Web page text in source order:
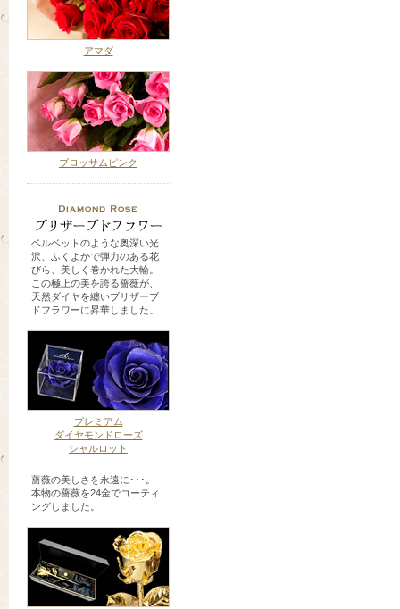
アマダ
ブロッサムピンク
ベルベットのような奥深い光
沢、ふくよかで弾力のある花
びら、美しく巻かれた大輪。
この極上の美を誇る薔薇が、
天然ダイヤを纏いブリザーブ
ドフラワーに昇華しました。
プレミアム
ダイヤモンドローズ
シャルロット
薔薇の美しさを永遠に･･･。
本物の薔薇を24金でコーティ
ングしました。